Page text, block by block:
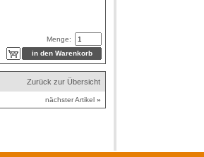
Menge:
Zurück zur Übersicht
nächster Artikel »